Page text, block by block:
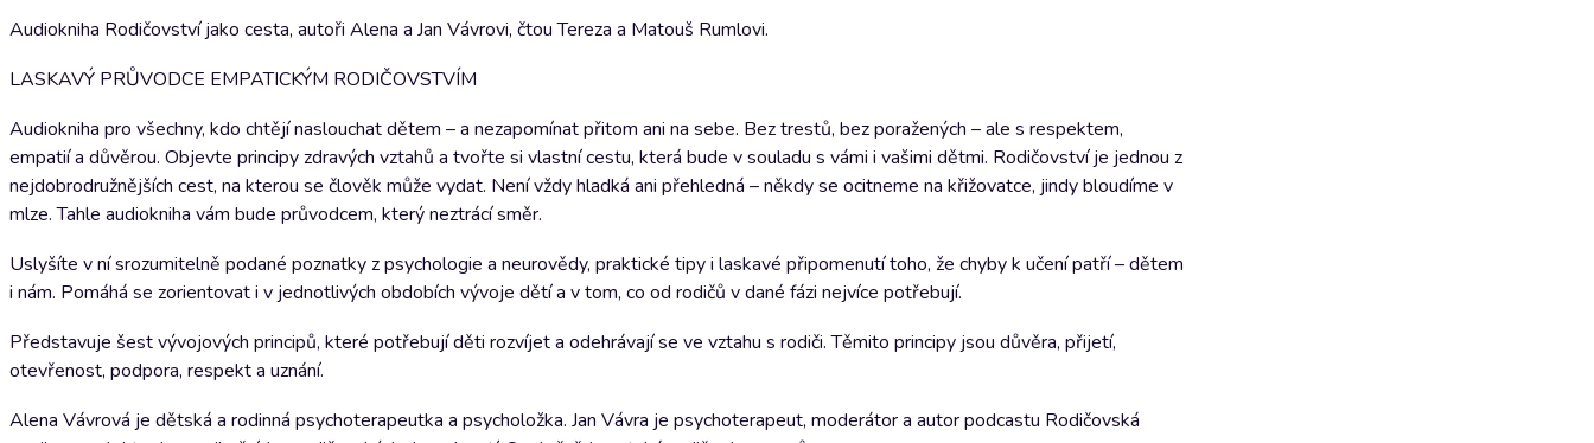
Audiokniha Rodičovství jako cesta, autoři Alena a Jan Vávrovi, čtou Tereza a Matouš Rumlovi.
LASKAVÝ PRŮVODCE EMPATICKÝM RODIČOVSTVÍM
Audiokniha pro všechny, kdo chtějí naslouchat dětem – a nezapomínat přitom ani na sebe. Bez trestů, bez poražených – ale s respektem,
empatií a důvěrou. Objevte principy zdravých vztahů a tvořte si vlastní cestu, která bude v souladu s vámi i vašimi dětmi. Rodičovství je jednou z
nejdobrodružnějších cest, na kterou se člověk může vydat. Není vždy hladká ani přehledná – někdy se ocitneme na křižovatce, jindy bloudíme v
mlze. Tahle audiokniha vám bude průvodcem, který neztrácí směr.
Uslyšíte v ní srozumitelně podané poznatky z psychologie a neurovědy, praktické tipy i laskavé připomenutí toho, že chyby k učení patří – dětem
i nám. Pomáhá se zorientovat i v jednotlivých obdobích vývoje dětí a v tom, co od rodičů v dané fázi nejvíce potřebují.
Představuje šest vývojových principů, které potřebují děti rozvíjet a odehrávají se ve vztahu s rodiči. Těmito principy jsou důvěra, přijetí,
otevřenost, podpora, respekt a uznání.
Alena Vávrová je dětská a rodinná psychoterapeutka a psycholožka. Jan Vávra je psychoterapeut, moderátor a autor podcastu Rodičovská